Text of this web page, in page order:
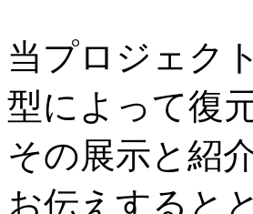
当プロジェク
型によって復元
その展示と紹
お伝えすると